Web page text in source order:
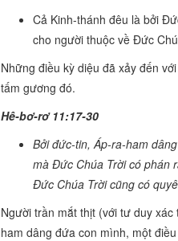
Cả Kinh-thánh đêu là bởi
cho người thuộc về Đức
Những điều kỳ diệu đã xảy đến
tấm gương đó.
Hê-bơ-rơ 11:17-30
Bởi đức-tin, Áp-ra-ham
mà Đức Chúa Trời có phán
Đức Chúa Trời cũng có
Người trần mắt thịt (với tư duy
ham dâng đứa con mình, một